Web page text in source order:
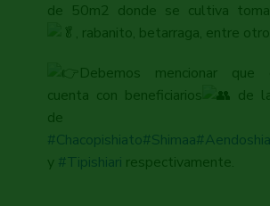
de 50m2 donde se cultiva
, rabanito, betarraga, entre
Debemos mencionar que
cuenta con beneficiarios
de
de
#Chacopishiato#Shimaa
y #Tipishiari respectivamente.